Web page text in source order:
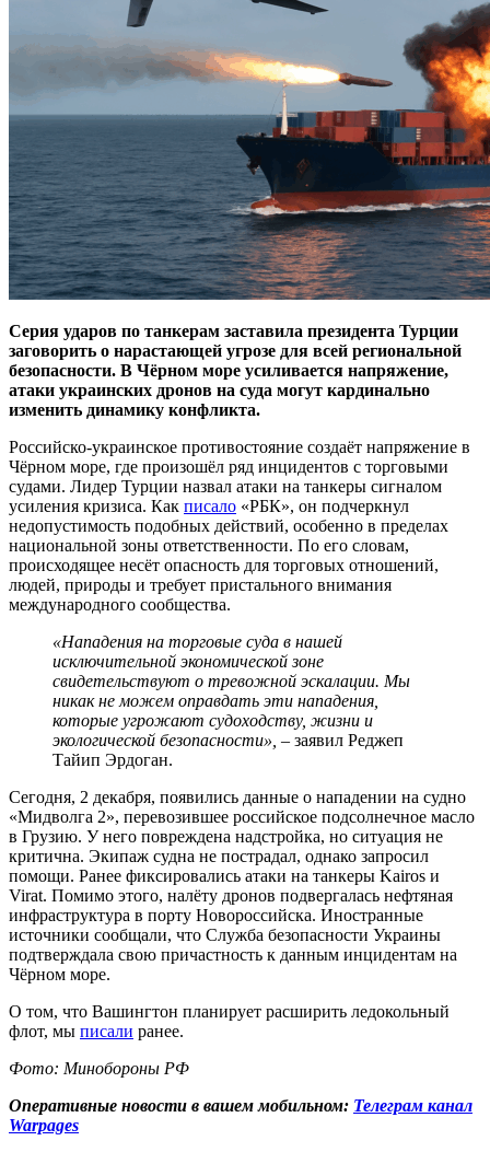
Серия ударов по танкерам заставила президента Турции
заговорить о нарастающей угрозе для всей региональной
безопасности. В Чёрном море усиливается напряжение,
атаки украинских дронов на суда могут кардинально
изменить динамику конфликта.
Российско-украинское противостояние создаёт напряжение в
Чёрном море, где произошёл ряд инцидентов с торговыми
судами. Лидер Турции назвал атаки на танкеры сигналом
усиления кризиса. Как писало «РБК», он подчеркнул
недопустимость подобных действий, особенно в пределах
национальной зоны ответственности. По его словам,
происходящее несёт опасность для торговых отношений,
людей, природы и требует пристального внимания
международного сообщества.
«Нападения на торговые суда в нашей
исключительной экономической зоне
свидетельствуют о тревожной эскалации. Мы
никак не можем оправдать эти нападения,
которые угрожают судоходству, жизни и
экологической безопасности», – заявил Реджеп
Тайип Эрдоган.
Сегодня, 2 декабря, появились данные о нападении на судно
«Мидволга 2», перевозившее российское подсолнечное масло
в Грузию. У него повреждена надстройка, но ситуация не
критична. Экипаж судна не пострадал, однако запросил
помощи. Ранее фиксировались атаки на танкеры Kairos и
Virat. Помимо этого, налёту дронов подвергалась нефтяная
инфраструктура в порту Новороссийска. Иностранные
источники сообщали, что Служба безопасности Украины
подтверждала свою причастность к данным инцидентам на
Чёрном море.
О том, что Вашингтон планирует расширить ледокольный
флот, мы писали ранее.
Фото: Минобороны РФ
Оперативные новости в вашем мобильном: Телеграм канал
Warpages